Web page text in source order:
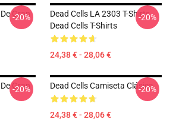
Gran
-20%
Dead Cells LA 2303 T-Shirts
Dead Cells T-Shirts
24,38 € - 28,06 €
-20%
Gran
-20% Dead Cells Camiseta Clásica
24,38 € - 28,06 €
-20%